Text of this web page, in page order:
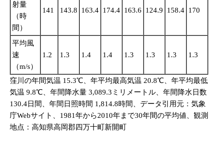
射量
（時
間）
141 143.8 163.4 174.4 163.6 124.9 158.4 170
平均風
速
（m/s）
1.2 1.3 1.4 1.4 1.3 1.3 1.3 1.3
窪川の年間気温 15.3℃、年平均最高気温 20.8℃、年平均最低
気温 9.8℃、年間降水量 3,089.3ミリメートル、年間降水日数
130.4日間、年間日照時間 1,814.8時間、データ引用元：気象
庁Webサイト、1981年から2010年まで30年間の平均値、観測
地点：高知県高岡郡四万十町新開町